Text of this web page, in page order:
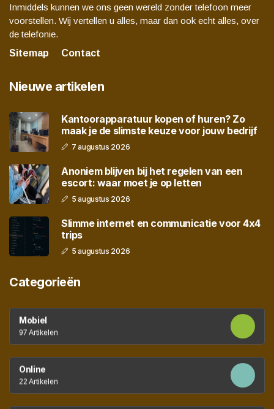
Inmiddels kunnen we ons geen wereld zonder telefoon meer
voorstellen. Wij vertellen u alles, maar dan ook echt alles, over
de telefonie.
Sitemap
Contact
Nieuwe artikelen
Kantoorapparatuur kopen of huren? Zo
maak je de slimste keuze voor jouw bedrijf
7 augustus 2026
Anoniem blijven bij het regelen van een
escort: waar moet je op letten
5 augustus 2026
Slimme internet en communicatie voor 4x4
trips
5 augustus 2026
Categorieën
Mobiel
97 Artikelen
Online
22 Artikelen